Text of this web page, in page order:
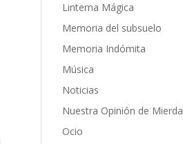
Linterna Mágica
Memoria del subsuelo
Memoria Indómita
Música
Noticias
Nuestra Opinión de Mierda
Ocio